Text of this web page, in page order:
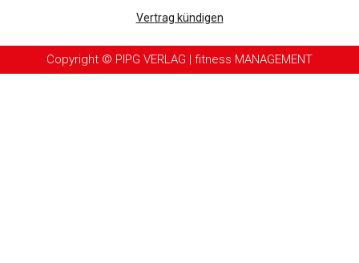
Vertrag kündigen
Copyright © PIPG VERLAG | fitness MANAGEMENT